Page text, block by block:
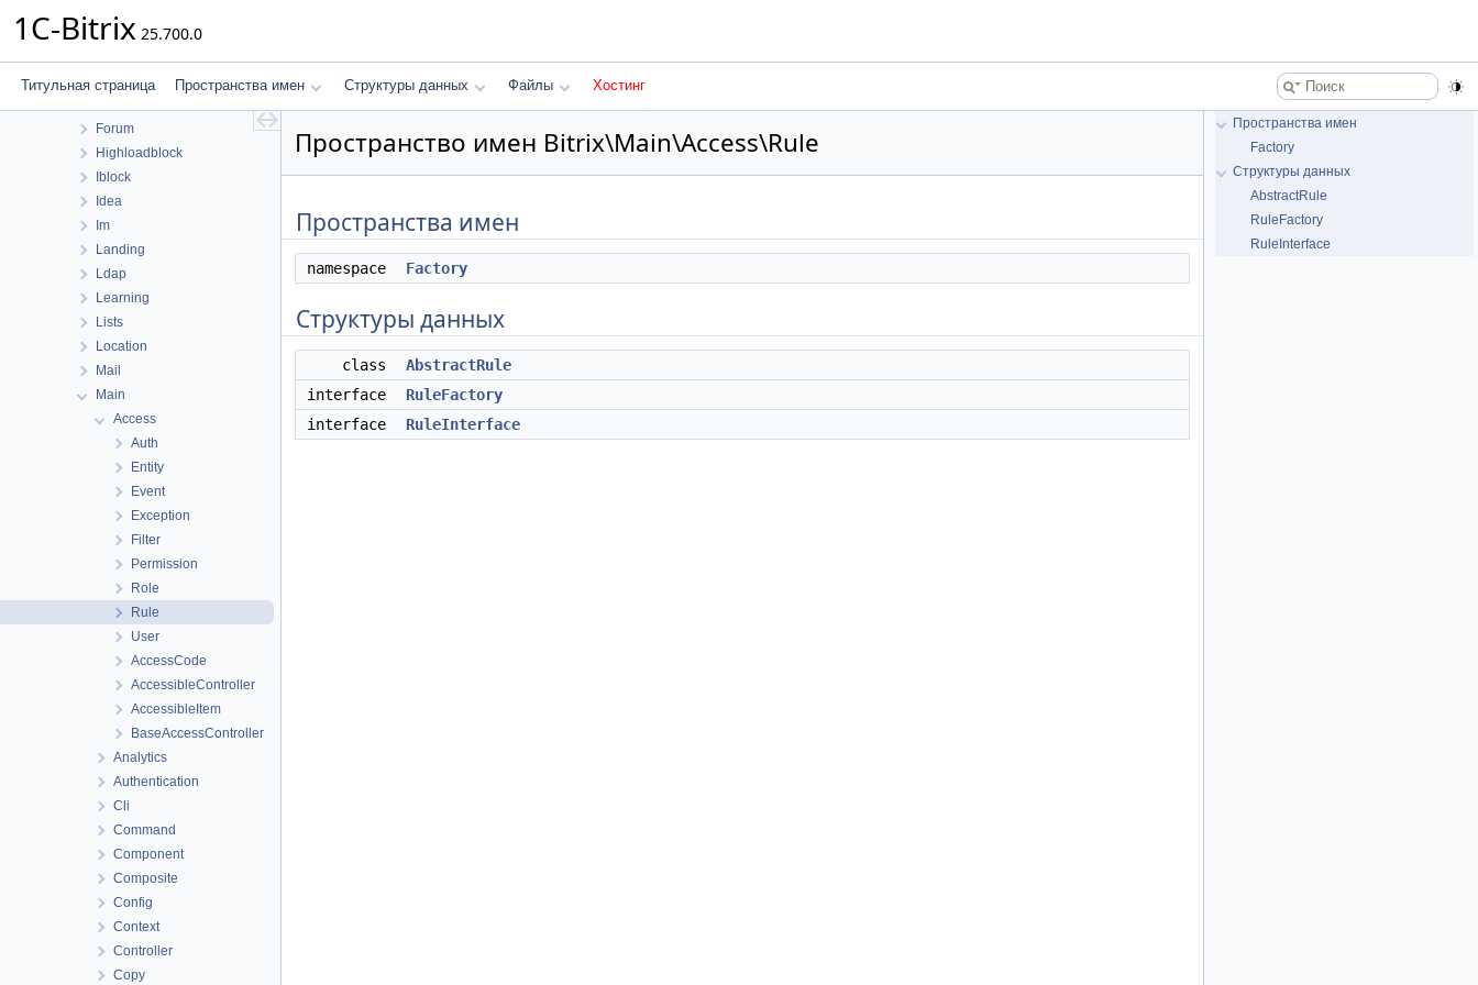
1C-Bitrix 25.700.0
Титульная страница Пространства имен Структуры данных Файлы Хостинг
Conversion
Fileman
Forum
Highloadblock
Iblock
Idea
Im
Landing
Ldap
Learning
Lists
Location
Mail
Main
Access
Auth
Entity
Event
Exception
Filter
Permission
Role
Rule
User
AccessCode
AccessibleController
AccessibleItem
BaseAccessController
Analytics
Authentication
Cli
Command
Component
Composite
Config
Context
Controller
Copy
Пространство имен Bitrix\Main\Access\Rule
Пространства имен
namespace Factory
Структуры данных
class
AbstractRule
interface
RuleFactory
interface
RuleInterface
Пространства имен
Factory
Структуры данных
AbstractRule
RuleFactory
RuleInterface